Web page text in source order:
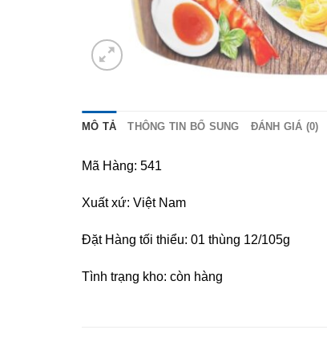
MÔ TẢ THÔNG TIN BỔ SUNG ĐÁNH GIÁ (0)
Mã Hàng: 541
Xuất xứ: Việt Nam
Đặt Hàng tối thiểu: 01 thùng 12/105g
Tình trạng kho: còn hàng